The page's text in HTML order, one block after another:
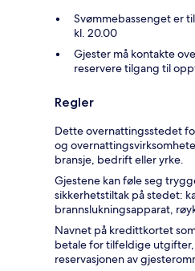
Svømmebassenget er
kl. 20.00
Gjester må kontakte
reservere tilgang til
Regler
Dette overnattingsstedet
og
bransje, bedrift eller yrke.
Gjestene kan føle seg
sikkerhetstiltak på stedet:
brannslukningsapparat,
Navnet på kredittkortet
betale for tilfeldige
reservasjonen av